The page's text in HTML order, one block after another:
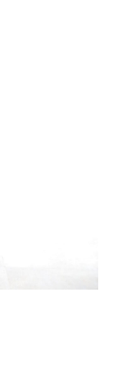
4火曜定休）